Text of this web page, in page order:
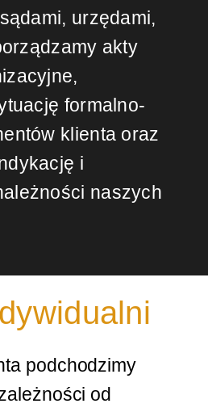
urzędami,
akty
formalno-
klienta oraz
i
naszych
podchodzimy
od